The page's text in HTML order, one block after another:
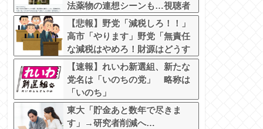
法薬物の連想シーンも…視聴者
批判でBPO議論
【悲報】野党「減税しろ！！」
高市「やります」野党「無責任
な減税はやめろ！財源はどうす
る????」
【速報】れいわ新選組、新たな
党名は「いのちの党」 略称は
「いのち」
東大「貯金あと数年で尽きま
す」→研究者削減へ…